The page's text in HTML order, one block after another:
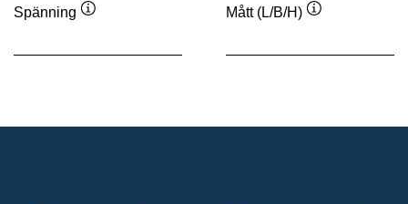
Spänning
Mått (L/B/H)